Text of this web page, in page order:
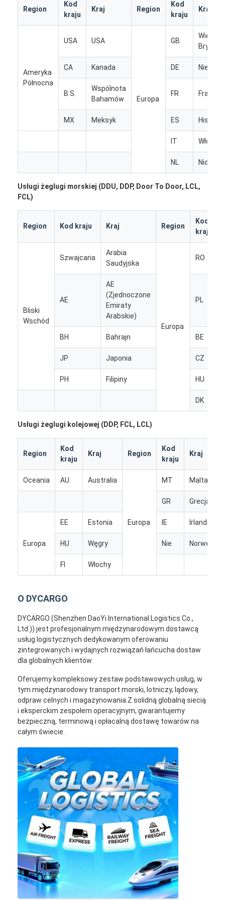
Produkty
O nas
Kontrola jakości
Rozmawiaj teraz.
Spedycja lotnicza
Fracht morski
Dostawa DDP z Chin
Transport kolejowy
Wyślij do Amazonu
Usługa magazynowania
Region
Kod
kraju
Kraj Region
Kod
kraju
Kraj
Ameryka
Północna
USA USA
Europa
GB
Wielka
CA Kanada DE Niemcy
B.S.
Wspólnota
Bahamów
FR Francja
MX Meksyk ES
IT Włochy
NL
Usługi żeglugi morskiej (DDU, DDP, Door To Door, LCL,
FCL)
Region Kod kraju Kraj Region
Kod
kraju
Bliski
Wschód
Szwajcaria
Arabia
Saudyjska
Europa
RO
AE
AE
(Zjednoczone
Emiraty
Arabskie)
PL
BH Bahrajn BE
JP Japonia CZ
PH Filipiny HU
DK
Usługi żeglugi kolejowej (DDP, FCL, LCL)
Region
Kod
kraju
Kraj Region
Kod
kraju
Kraj
Oceania AU Australia
Europa
MT Malta
GR Grecja
Europa
EE Estonia IE Irlandia
HU Węgry Nie Norwegia
FI Włochy
O DYCARGO
DYCARGO (Shenzhen DaoYi International Logistics Co.,
Ltd.)) jest profesjonalnym międzynarodowym dostawcą
usług logistycznych dedykowanym oferowaniu
zintegrowanych i wydajnych rozwiązań łańcucha dostaw
dla globalnych klientów.
Oferujemy kompleksowy zestaw podstawowych usług, w
tym międzynarodowy transport morski, lotniczy, lądowy,
odpraw celnych i magazynowania.Z solidną globalną siecią
i eksperckim zespołem operacyjnym, gwarantujemy
bezpieczną, terminową i opłacalną dostawę towarów na
całym świecie.